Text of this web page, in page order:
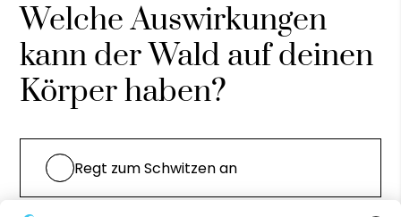
Welche Auswirkungen
kann der Wald auf deinen
Körper haben?
Regt zum Schwitzen an